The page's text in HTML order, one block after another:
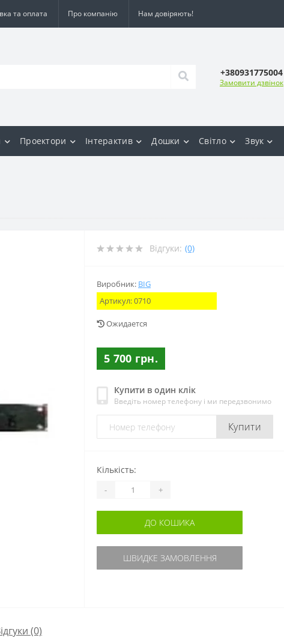
та оплата Про компанію Нам довіряють!
+380931775004
Замовити дзвінок
Проектори Інтерактив Дошки Світло Звук
Відгуки: (0)
Виробник: BIG
Артикул:0710
Ожидается
5 700 грн.
Купити в один клік
Введіть номер телефону і ми передзвонимо
Купити
Кількість:
- +
ДО КОШИКА
ШВИДКЕ ЗАМОВЛЕННЯ
(0)